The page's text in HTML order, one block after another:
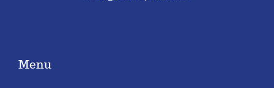
Menu